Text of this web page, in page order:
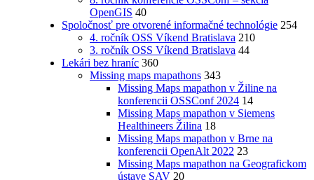
OpenGIS 40
Spoločnosť pre otvorené informačné technológie 254
4. ročník OSS Víkend Bratislava 210
3. ročník OSS Víkend Bratislava 44
Lekári bez hraníc 360
Missing maps mapathons 343
Missing Maps mapathon v Žiline na
konferencii OSSConf 2024 14
Missing Maps mapathon v Siemens
Healthineers Žilina 18
Missing Maps mapathon v Brne na
konferencii OpenAlt 2022 23
Missing Maps mapathon na Geografickom
ústave SAV 20